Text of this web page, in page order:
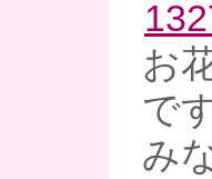
お
で
み